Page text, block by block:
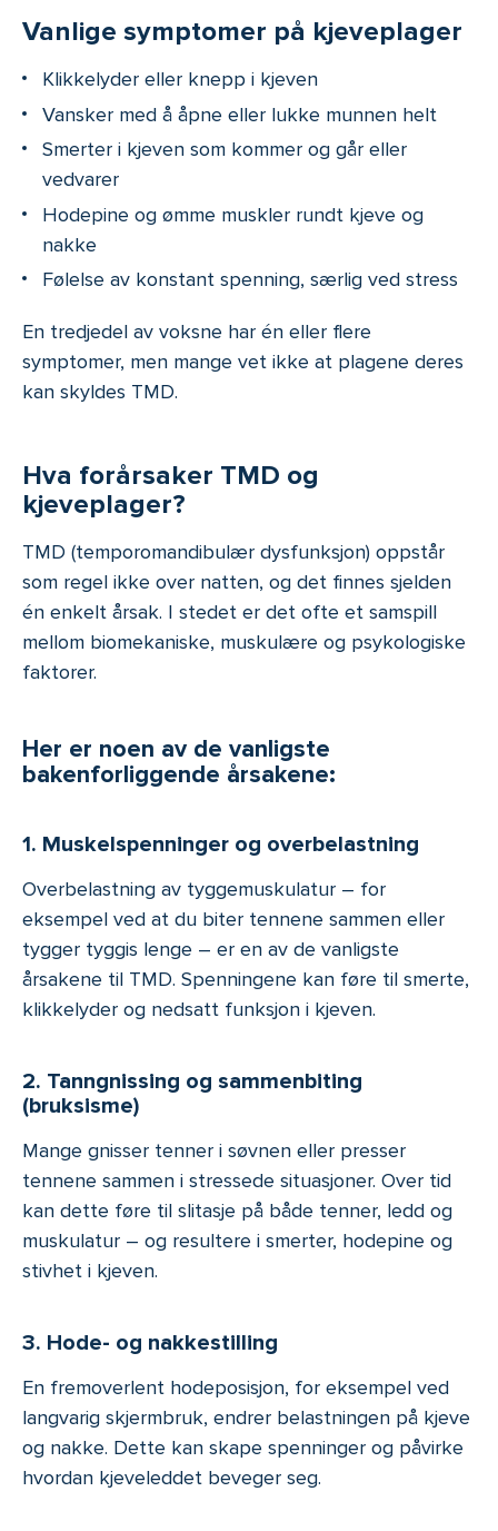
Vanlige symptomer på kjeveplager
Klikkelyder eller knepp i kjeven
Vansker med å åpne eller lukke munnen helt
Smerter i kjeven som kommer og går eller
vedvarer
Hodepine og ømme muskler rundt kjeve og
nakke
Følelse av konstant spenning, særlig ved stress
En tredjedel av voksne har én eller flere
symptomer, men mange vet ikke at plagene deres
kan skyldes TMD.
Hva forårsaker TMD og
kjeveplager?
TMD (temporomandibulær dysfunksjon) oppstår
som regel ikke over natten, og det finnes sjelden
én enkelt årsak. I stedet er det ofte et samspill
mellom biomekaniske, muskulære og psykologiske
faktorer.
Her er noen av de vanligste
bakenforliggende årsakene:
1. Muskelspenninger og overbelastning
Overbelastning av tyggemuskulatur – for
eksempel ved at du biter tennene sammen eller
tygger tyggis lenge – er en av de vanligste
årsakene til TMD. Spenningene kan føre til smerte,
klikkelyder og nedsatt funksjon i kjeven.
2. Tanngnissing og sammenbiting
(bruksisme)
Mange gnisser tenner i søvnen eller presser
tennene sammen i stressede situasjoner. Over tid
kan dette føre til slitasje på både tenner, ledd og
muskulatur – og resultere i smerter, hodepine og
stivhet i kjeven.
3. Hode- og nakkestilling
En fremoverlent hodeposisjon, for eksempel ved
langvarig skjermbruk, endrer belastningen på kjeve
og nakke. Dette kan skape spenninger og påvirke
hvordan kjeveleddet beveger seg.